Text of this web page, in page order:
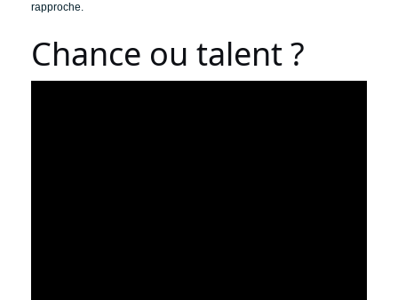
rapproche.
Chance ou talent ?